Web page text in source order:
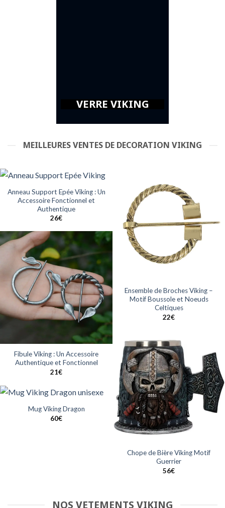
VERRE VIKING
MEILLEURES VENTES DE DECORATION VIKING
Anneau Support Epée Viking : Un
Accessoire Fonctionnel et
Authentique
26€
Ensemble de Broches Viking –
Motif Boussole et Noeuds
Celtiques
22€
Fibule Viking : Un Accessoire
Authentique et Fonctionnel
21€
Chope de Bière Viking Motif
Guerrier
56€
Mug Viking Dragon
60€
NOS VETEMENTS VIKING